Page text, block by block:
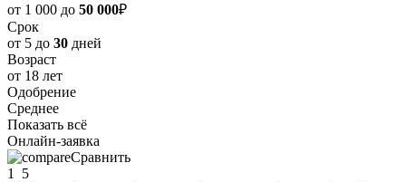
от 1 000 до 50 000₽
Срок
от 5 до 30 дней
Возраст
от 18 лет
Одобрение
Среднее
Показать всё
Онлайн-заявка
Сравнить
1
5